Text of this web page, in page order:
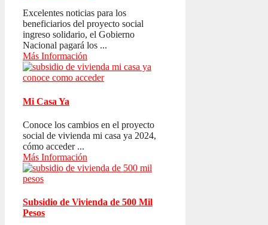
Excelentes noticias para los
beneficiarios del proyecto social
ingreso solidario, el Gobierno
Nacional pagará los ...
Más Información
Mi Casa Ya
Conoce los cambios en el proyecto
social de vivienda mi casa ya 2024,
cómo acceder ...
Más Información
Subsidio de Vivienda de 500 Mil
Pesos